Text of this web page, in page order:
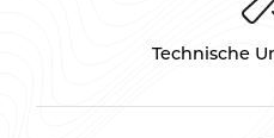
Technische